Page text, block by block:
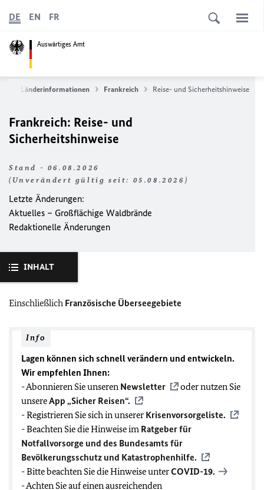
Auswärtiges Amt
DE EN FR
Länderinformationen Frankreich Reise- und Sicherheitshinweise
Frankreich: Reise- und
Sicherheitshinweise
Stand - 06.08.2026
(Unverändert gültig seit: 05.08.2026)
Letzte Änderungen:
Aktuelles – Großflächige Waldbrände
Redaktionelle Änderungen
INHALT
Einschließlich Französische Überseegebiete
Info
Lagen können sich schnell verändern und entwickeln.
Wir empfehlen Ihnen:
- Abonnieren Sie unseren Newsletter
oder nutzen Sie
unsereApp „Sicher Reisen“.
- Registrieren Sie sich in unserer Krisenvorsorgeliste.
- Beachten Sie die Hinweise im Ratgeber für
Notfallvorsorge und des Bundesamts für
Bevölkerungsschutz und Katastrophenhilfe.
- Bitte beachten Sie die Hinweise unterCOVID-19.
- Achten Sie auf einen ausreichenden